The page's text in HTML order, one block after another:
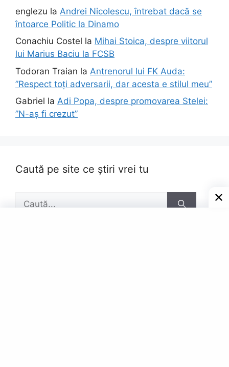
englezu la Andrei Nicolescu, întrebat dacă se
întoarce Politic la Dinamo
Conachiu Costel la Mihai Stoica, despre viitorul
lui Marius Baciu la FCSB
Todoran Traian la Antrenorul lui FK Auda:
”Respect toți adversarii, dar acesta e stilul meu”
Gabriel la Adi Popa, despre promovarea Stelei:
”N-aș fi crezut”
Caută pe site ce știri vrei tu
Caută
după: